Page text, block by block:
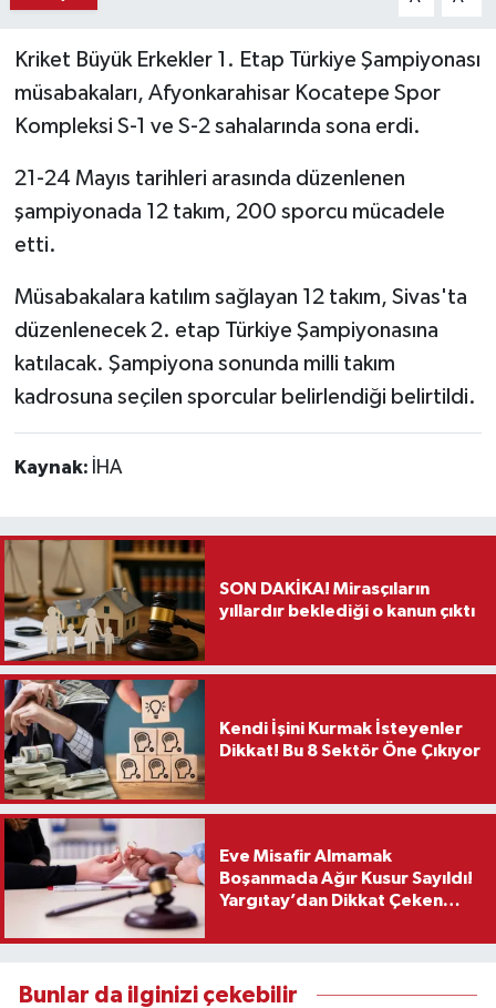
Kriket Büyük Erkekler 1. Etap Türkiye Şampiyonası
müsabakaları, Afyonkarahisar Kocatepe Spor
Kompleksi S-1 ve S-2 sahalarında sona erdi.
21-24 Mayıs tarihleri arasında düzenlenen
şampiyonada 12 takım, 200 sporcu mücadele
etti.
Müsabakalara katılım sağlayan 12 takım, Sivas'ta
düzenlenecek 2. etap Türkiye Şampiyonasına
katılacak. Şampiyona sonunda milli takım
kadrosuna seçilen sporcular belirlendiği belirtildi.
Kaynak: İHA
SON DAKİKA! Mirasçıların
yıllardır beklediği o kanun çıktı
Kendi İşini Kurmak İsteyenler
Dikkat! Bu 8 Sektör Öne Çıkıyor
Eve Misafir Almamak
Boşanmada Ağır Kusur Sayıldı!
Yargıtay’dan Dikkat Çeken
Bunlar da ilginizi çekebilir
Sağlık
Seri İlan
Spor
Vasıta
Vefat Haberleri